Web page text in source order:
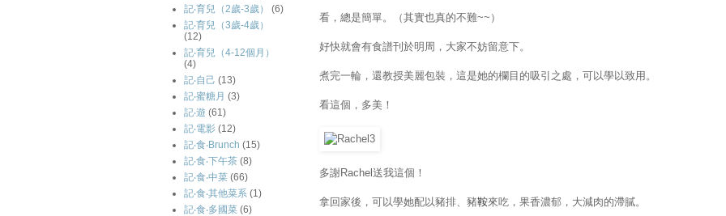
看，總是簡單。（其實也真的不難~~）
好快就會有食譜刊於明周，大家不妨留意下。
煮完一輪，還教授美麗包裝，這是她的欄目的吸引之處，可以學以致用。
看這個，多美！
多謝Rachel送我這個！
拿回家後，可以學她配以豬排、豬鞍來吃，果香濃郁，大減肉的滯膩。
記‧育兒（2歲-3歲）
(6)
記‧育兒（3歲-4歲）
(12)
記‧育兒（4-12個月）
(4)
記‧自己 (13)
記‧蜜糖月 (3)
記‧遊 (61)
記‧電影 (12)
記‧食‧Brunch (15)
記‧食‧下午茶 (8)
記‧食‧中菜 (66)
記‧食‧其他菜系 (1)
記‧食‧多國菜 (6)